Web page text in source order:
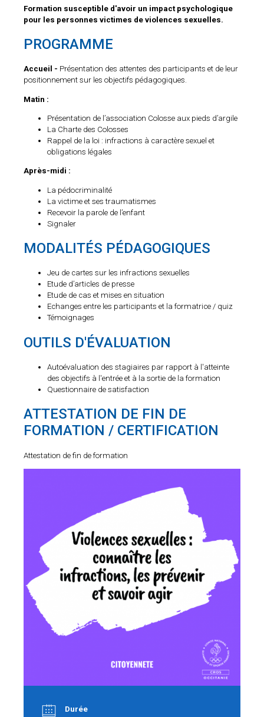
Formation susceptible d'avoir un impact psychologique
pour les personnes victimes de violences sexuelles.
PROGRAMME
Accueil - Présentation des attentes des participants et de leur
positionnement sur les objectifs pédagogiques.
Matin :
Présentation de l’association Colosse aux pieds d’argile
La Charte des Colosses
Rappel de la loi : infractions à caractère sexuel et
obligations légales
Après-midi :
La pédocriminalité
La victime et ses traumatismes
Recevoir la parole de l’enfant
Signaler
MODALITÉS PÉDAGOGIQUES
Jeu de cartes sur les infractions sexuelles
Etude d’articles de presse
Etude de cas et mises en situation
Echanges entre les participants et la formatrice / quiz
Témoignages
OUTILS D'ÉVALUATION
Autoévaluation des stagiaires par rapport à l'atteinte
des objectifs à l'entrée et à la sortie de la formation
Questionnaire de satisfaction
ATTESTATION DE FIN DE
FORMATION / CERTIFICATION
Attestation de fin de formation
Durée